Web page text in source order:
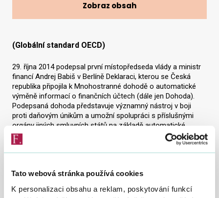
Tato webová stránka používá cookies
K personalizaci obsahu a reklam, poskytování funkcí
(Globální standard OECD)
29. října 2014 podepsal první místopředseda vlády a ministr
financí Andrej Babiš v Berlíně Deklaraci, kterou se Česká
republika připojila k Mnohostranné dohodě o automatické
výměně informací o finančních účtech (dále jen Dohoda).
Podepsaná dohoda představuje významný nástroj v boji
proti daňovým únikům a umožní spolupráci s příslušnými
orgány jiných smluvních států na základě automatické
výměny informací.
Dohoda byla podepsána v souladu s čl. 6 Úmluvy o vzájemné
(č. 2/2014 Sb.m.s., dále jen „Úmluva“). Dohodu podepsali
standardu výměny informací již pro data za rok 2016 s cílem
Zobraz obsah